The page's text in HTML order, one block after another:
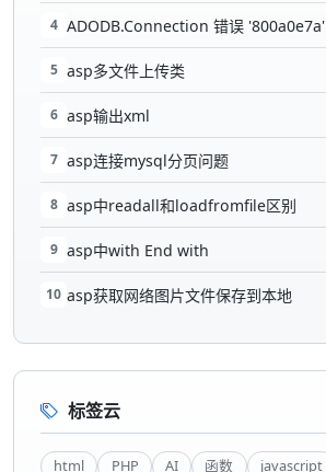
4 ADODB.Connection 错误 '800a0e7a'
5 asp多文件上传类
6 asp输出xml
7 asp连接mysql分页问题
8 asp中readall和loadfromfile区别
9 asp中with End with
10 asp获取网络图片文件保存到本地
标签云
html PHP AI 函数 javascript